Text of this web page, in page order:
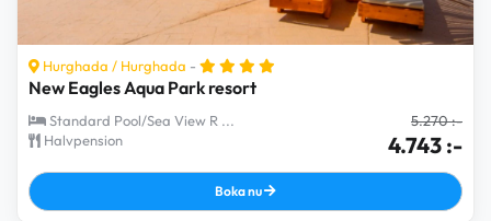
Hurghada / Hurghada -
New Eagles Aqua Park resort
Standard Pool/Sea View R ...
Halvpension
5.270 :-
4.743 :-
Boka nu